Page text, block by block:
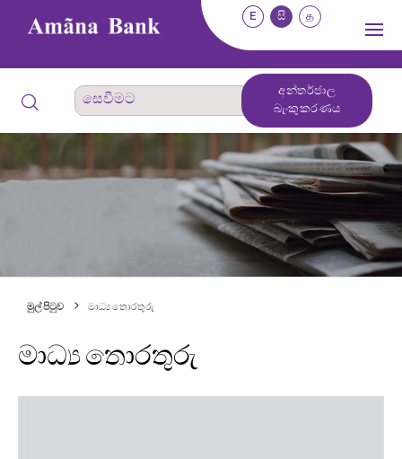
E සි த
අන්තර්ජාල
බැංකුකරණය
මුල් පිටුව මාධ්‍ය තොරතුරු
මාධ්‍ය තොරතුරු